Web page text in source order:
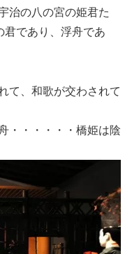
治の八の宮の姫君た
君であり、浮舟であ
て、和歌が交わされて
・・・・・・橋姫は陰